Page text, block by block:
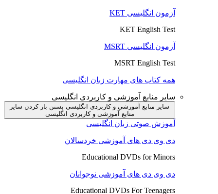
آزمون انگلیسی KET
KET English Test
آزمون انگلیسی MSRT
MSRT English Test
همه کتاب های مهارت زبان انگلیسی
سایر منابع آموزشی و کاربردی انگلیسی
سایر منابع آموزشی و کاربردی انگلیسی بستن باز کردن سایر
منابع آموزشی و کاربردی انگلیسی
آموزش صوتی زبان انگلیسی
دی وی دی های آموزشی خردسالان
Educational DVDs for Minors
دی وی دی های آموزشی نوجوانان
Educational DVDs For Teenagers